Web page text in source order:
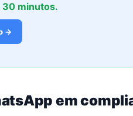
30 minutos.
→
em